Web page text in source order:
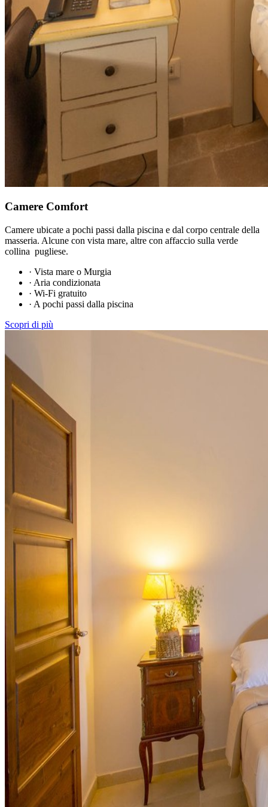
Camere Comfort
Camere ubicate a pochi passi dalla piscina e dal corpo centrale della
masseria. Alcune con vista mare, altre con affaccio sulla verde
collina pugliese.
· Vista mare o Murgia
· Aria condizionata
· Wi-Fi gratuito
· A pochi passi dalla piscina
Scopri di più